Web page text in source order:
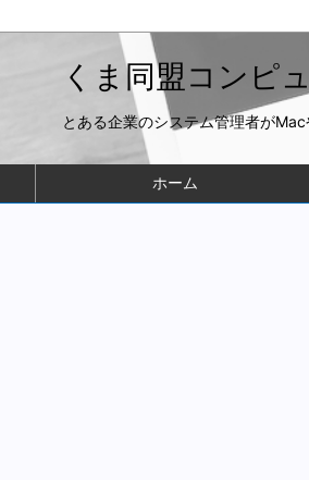
くま同盟コンピ
とある企業のシステム管理者が
ホーム